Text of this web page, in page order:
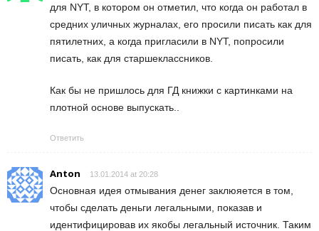
для NYT, в котором он отметил, что когда он работал в
средних уличных журналах, его просили писать как для
пятилетних, а когда пригласили в NYT, попросили
писать, как для старшеклассников.
Как бы не пришлось для ГД книжки с картинками на
плотной основе выпускать..
Ответить
Anton 13.01.2014 at 20:28
Основная идея отмывания денег заклюяется в том,
чтобы сделать деньги легальными, показав и
идентифицировав их якобы легальный источник. Таким